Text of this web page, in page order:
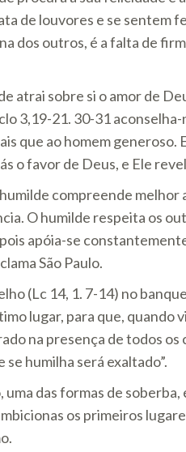
de louvores e se sentem
dos outros, é a falta de
atrai sobre si o amor de
3,19-21. 30-31
que ao homem generoso.
o favor de Deus, e Ele
compreende melhor
O humilde respeita os
apóia-se
São Paulo.
(Lc 14, 1. 7-14) no
lugar, para que, quando
na presença de todos
se humilha será exaltado”.
uma das formas de
os primeiros